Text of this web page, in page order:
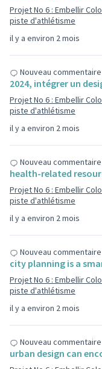
il y a environ 2 mois
Projet No 6 : Embellir
piste d'athlétisme
il y a environ 2 mois
Nouveau commentaire
2024, intégrer un
Projet No 6 : Embellir
piste d'athlétisme
il y a environ 2 mois
Nouveau commentaire
health-related
Projet No 6 : Embellir
piste d'athlétisme
il y a environ 2 mois
Nouveau commentaire
city planning is a
Projet No 6 : Embellir
piste d'athlétisme
Nouveau commentaire
urban design can